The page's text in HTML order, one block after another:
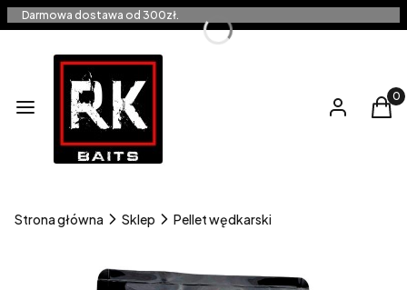
Darmowa dostawa od 300zł.
Menu Zaloguj się
Strona główna Sklep Pellet wędkarski